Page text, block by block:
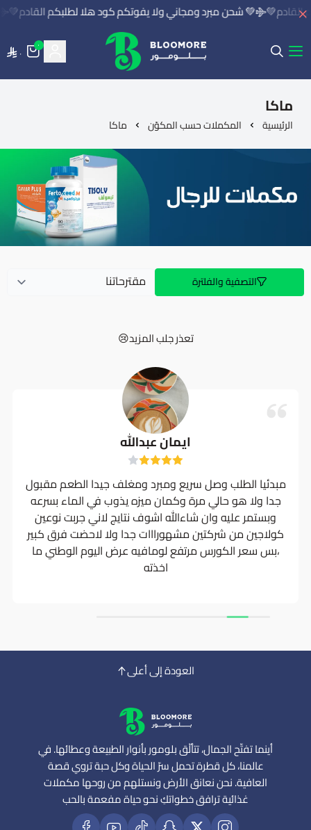
💚 شحن مبرد ومجاني ولا يفوتكم كود هلا لطلبكم القادم💚
بلومور | BLOOMORE
٠
٠
ماكا
الرئيسية المكملات حسب المكوّن ماكا
التصفية والفلترة
تعذر جلب المزيد😢
ايمان عبدالله
مبدئيا الطلب وصل سريع ومبرد ومغلف جيدا الطعم مقبول
جدا ولا هو حالي مرة وكمان ميزه يذوب في الماء بسرعه
وبستمر عليه وان شاءالله اشوف نتايج لاني جربت نوعين
كولاجين من شركتين مشهورااات جدا ولا لاحضت فرق كبير
،بس سعر الكورس مرتفع لومافيه عرض اليوم الوطني ما
اخذته
العودة إلى أعلى
أينما تفتّح الجمال، تتألّق بلومور بأنوار الطبيعة وعطائها. في
عالمنا، كل قطرة تحمل سرّ الحياة وكل حبة تروي قصة
العافية. نحن نعانق الأرض ونستلهم من روحها مكملات
غذائية ترافق خطواتكِ نحو حياة مفعمة بالحب